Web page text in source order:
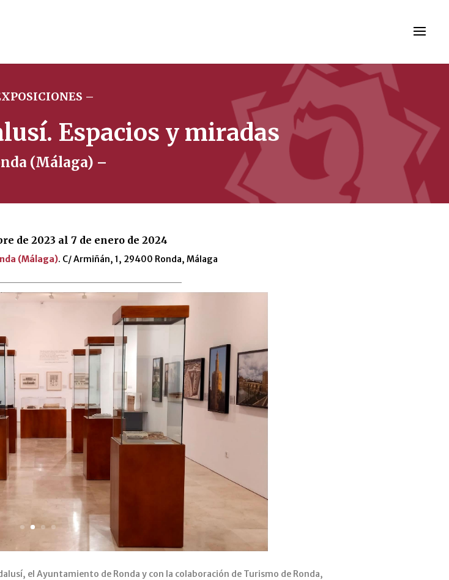
–
Espacios y miradas
(Málaga) –
de 2023 al 7 de enero de 2024
(Málaga). C/ Armiñán, 1, 29400 Ronda, Málaga
el Ayuntamiento de Ronda y con la colaboración de Turismo de Ronda,